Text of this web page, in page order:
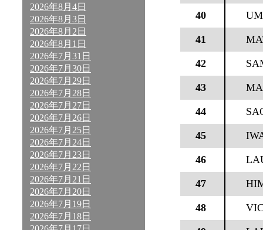
2026年8月4日
2026年8月3日
2026年8月2日
2026年8月1日
2026年7月31日
2026年7月30日
2026年7月29日
2026年7月28日
2026年7月27日
2026年7月26日
2026年7月25日
2026年7月24日
2026年7月23日
2026年7月22日
2026年7月21日
2026年7月20日
2026年7月19日
2026年7月18日
40
41
42
43
44
45
46
47
48